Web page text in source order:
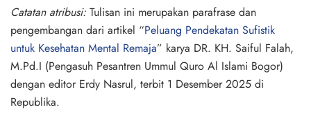
Catatan atribusi: Tulisan ini merupakan parafrase dan
pengembangan dari artikel “Peluang Pendekatan Sufistik
untuk Kesehatan Mental Remaja” karya DR. KH. Saiful Falah,
M.Pd.I (Pengasuh Pesantren Ummul Quro Al Islami Bogor)
dengan editor Erdy Nasrul, terbit 1 Desember 2025 di
Republika.